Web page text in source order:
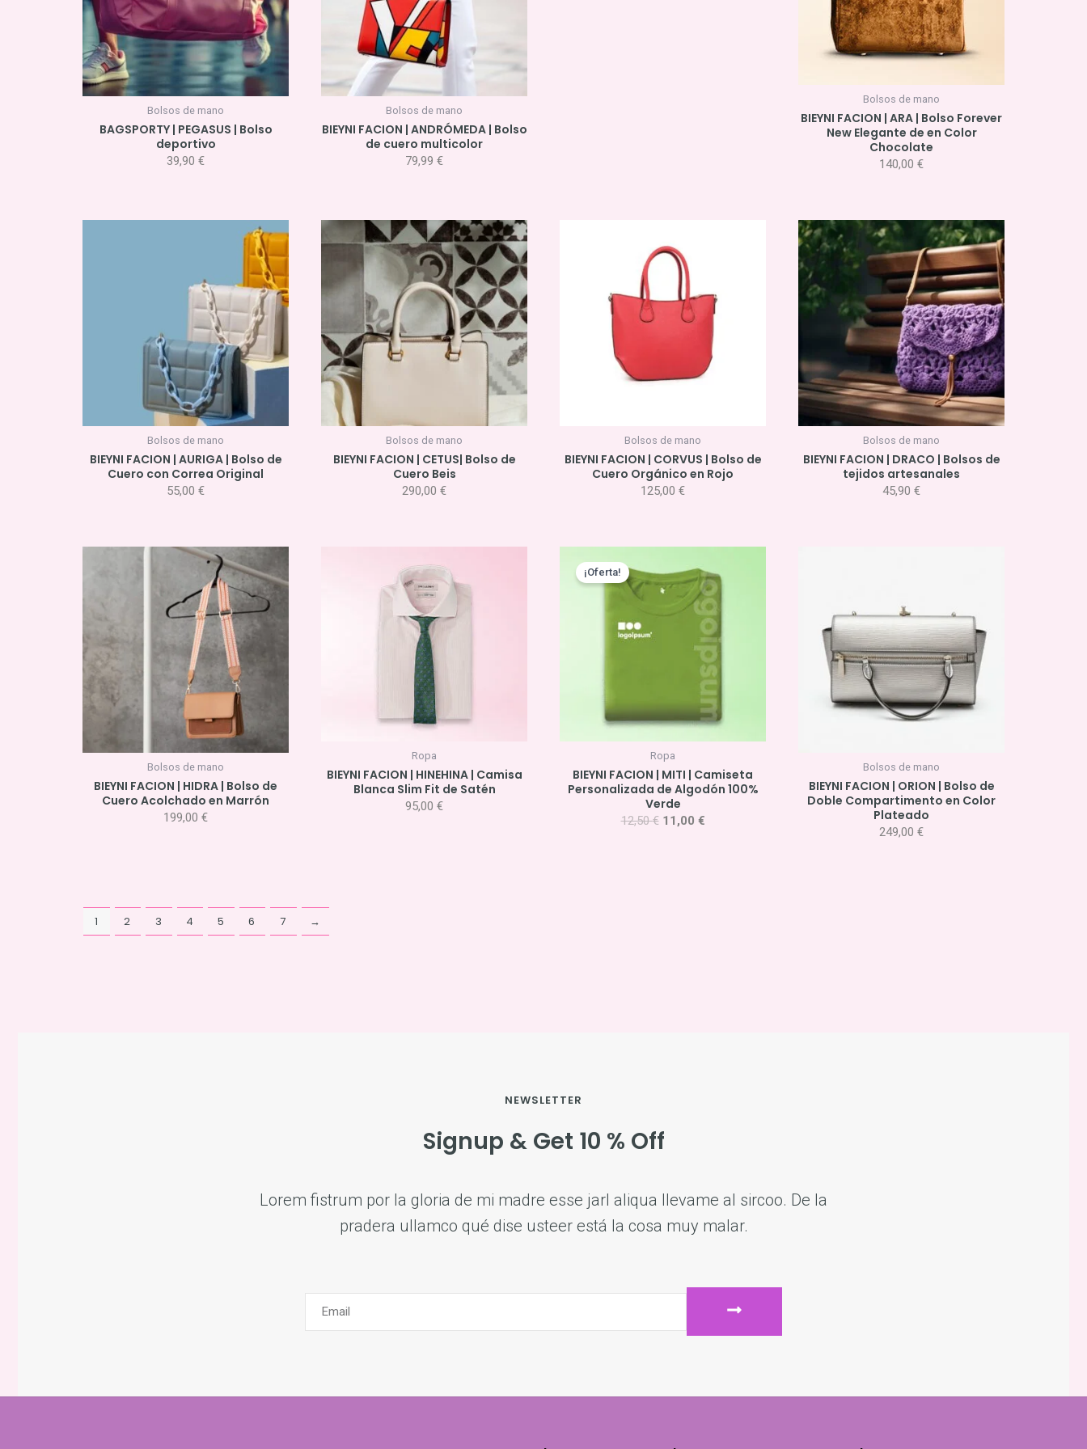
Bolsos de mano
BAGSPORTY | PEGASUS | Bolso
deportivo
39,90 €
Bolsos de mano
BIEYNI FACION | ANDRÓMEDA | Bolso
de cuero multicolor
79,99 €
Bolsos de mano
BIEYNI FACION | ARA | Bolso Forever
New Elegante de en Color
Chocolate
140,00 €
Bolsos de mano
BIEYNI FACION | AURIGA | Bolso de
Cuero con Correa Original
55,00 €
Bolsos de mano
BIEYNI FACION | CETUS| Bolso de
Cuero Beis
290,00 €
Bolsos de mano
BIEYNI FACION | CORVUS | Bolso de
Cuero Orgánico en Rojo
125,00 €
Bolsos de mano
BIEYNI FACION | DRACO | Bolsos de
tejidos artesanales
45,90 €
Bolsos de mano
BIEYNI FACION | HIDRA | Bolso de
Cuero Acolchado en Marrón
199,00 €
Ropa
BIEYNI FACION | HINEHINA | Camisa
Blanca Slim Fit de Satén
95,00 €
¡Oferta!
Ropa
BIEYNI FACION | MITI | Camiseta
Personalizada de Algodón 100%
Verde
12,50€
precio
original
12,50 €.
11,00 €
precio
actual
es:
11,00 €.
Bolsos de mano
BIEYNI FACION | ORION | Bolso de
Doble Compartimento en Color
Plateado
249,00 €
1 2 3 4 5 6 7 →
NEWSLETTER
Signup & Get 10 % Off
Lorem fistrum por la gloria de mi madre esse jarl aliqua llevame al sircoo. De la
pradera ullamco qué dise usteer está la cosa muy malar.
Email ENVIAR